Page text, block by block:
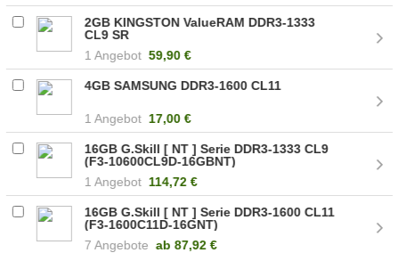
2GB KINGSTON ValueRAM DDR3-1333
CL9 SR
1 Angebot 59,90 €
4GB SAMSUNG DDR3-1600 CL11
1 Angebot 17,00 €
16GB G.Skill [ NT ] Serie DDR3-1333 CL9
(F3-10600CL9D-16GBNT)
1 Angebot 114,72 €
16GB G.Skill [ NT ] Serie DDR3-1600 CL11
(F3-1600C11D-16GNT)
7 Angebote ab 87,92 €